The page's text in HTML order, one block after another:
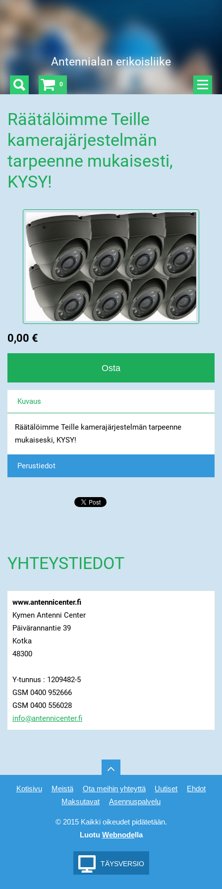
Antennialan erikoisliike
Räätälöimme Teille
kamerajärjestelmän
tarpeenne mukaisesti,
KYSY!
0,00 €
Kuvaus
Räätälöimme Teille kamerajärjestelmän tarpeenne
mukaiseski, KYSY!
Perustiedot
YHTEYSTIEDOT
www.antennicenter.fi
Kymen Antenni Center
Päivärannantie 39
Kotka
48300
Y-tunnus : 1209482-5
GSM 0400 952666
GSM 0400 556028
info@antennicenter.fi
Kotisivu Meistä Ota meihin yhteyttä Uutiset
Ehdot
Maksutavat
Asennuspalvelu
© 2015 Kaikki oikeudet pidätetään.
Luotu Webnodella
TÄYSVERSIO
0